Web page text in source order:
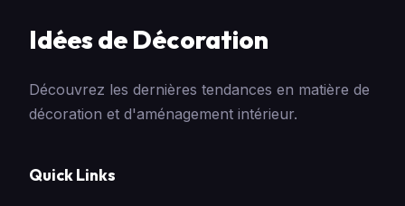
Idées de Décoration
Découvrez les dernières tendances en matière de
décoration et d'aménagement intérieur.
Quick Links